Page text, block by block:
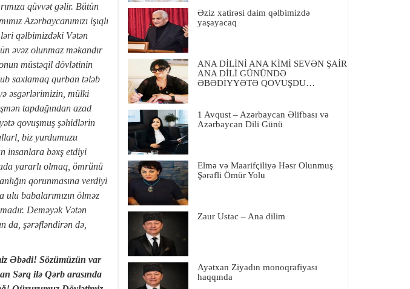
qüvvət gəlir. Bütün
Azərbaycanımızı işıqlı
qəlbimizdəki Vətən
əvəz olunmaz məkandır
müstəqil dövlətinin
saxlamaq qurban tələb
əsgərlərimizin, mülki
tapdağından azad
qovuşmuş şəhidlərin
biz yurdumuzu
insanlara bəxş etdiyi
yararlı olmaq, ömrünü
qorunmasına verdiyi
babalarımızın ölməz
Deməyək Vətən
da, şərəfləndirən də,
Əbədi! Sözümüzün var
Sərq ilə Qərb arasında
Əziz xatirəsi daim qəlbimizdə
yaşayacaq
ANA DİLİNİ ANA KİMİ SEVƏN ŞAİR
ANA DİLİ GÜNÜNDƏ
ƏBƏDİYYƏTƏ QOVUŞDU…
1 Avqust – Azərbaycan Əlifbası və
Azərbaycan Dili Günü
Elmə və Maarifçiliyə Həsr Olunmuş
Şərəfli Ömür Yolu
Zaur Ustac – Ana dilim
Ayətxan Ziyadın monoqrafiyası
haqqında